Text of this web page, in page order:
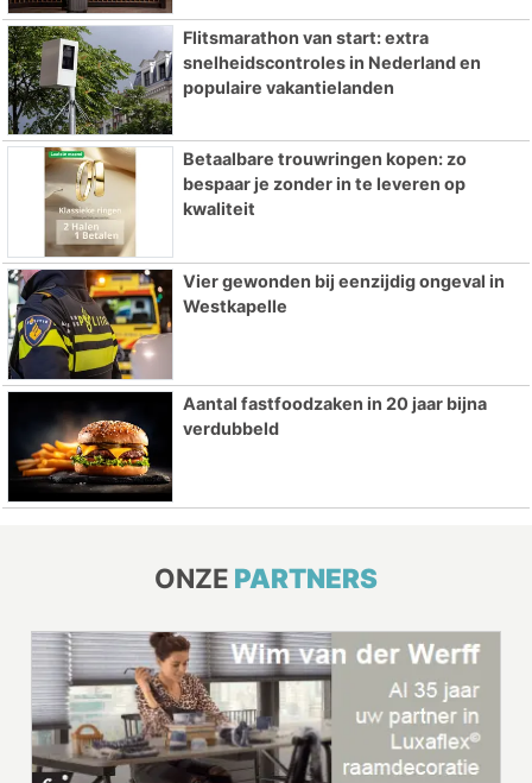
Flitsmarathon van start: extra
snelheidscontroles in Nederland en
populaire vakantielanden
Betaalbare trouwringen kopen: zo
bespaar je zonder in te leveren op
kwaliteit
Vier gewonden bij eenzijdig ongeval in
Westkapelle
Aantal fastfoodzaken in 20 jaar bijna
verdubbeld
ONZE PARTNERS